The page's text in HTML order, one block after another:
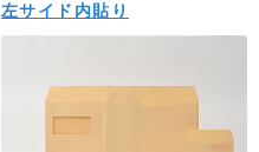
左サイド内貼り